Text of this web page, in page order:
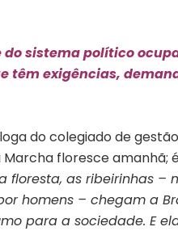
sistema político
têm exigências,
do colegiado de
Marcha floresce amanhã;
floresta, as ribeirinhas –
homens – chegam a
para a sociedade. E